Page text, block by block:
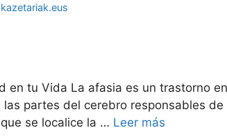
en tu Vida La afasia es un trastorno
partes del cerebro responsables
se localice la … Leer más